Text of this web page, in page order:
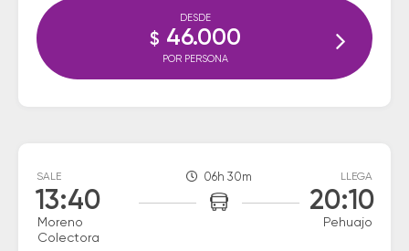
DESDE
$ 46.000
POR PERSONA
SALE
13:40
Moreno
Colectora
06h 30m LLEGA
20:10
Pehuajo